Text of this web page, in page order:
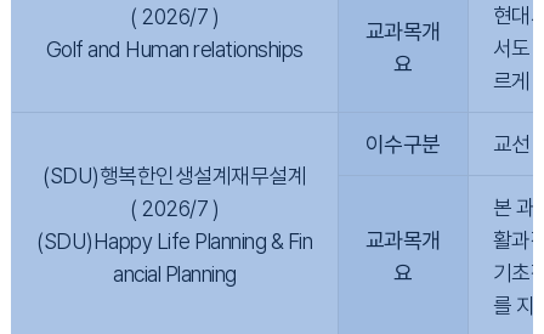
( 2026/7 )
Golf and Human relationships
교과목개
요
현대
서도
르게
(SDU)행복한인생설계재무설계
( 2026/7 )
(SDU)Happy Life Planning & Fin
ancial Planning
이수구분 교선
교과목개
요
본 과
활과
기초
를 지